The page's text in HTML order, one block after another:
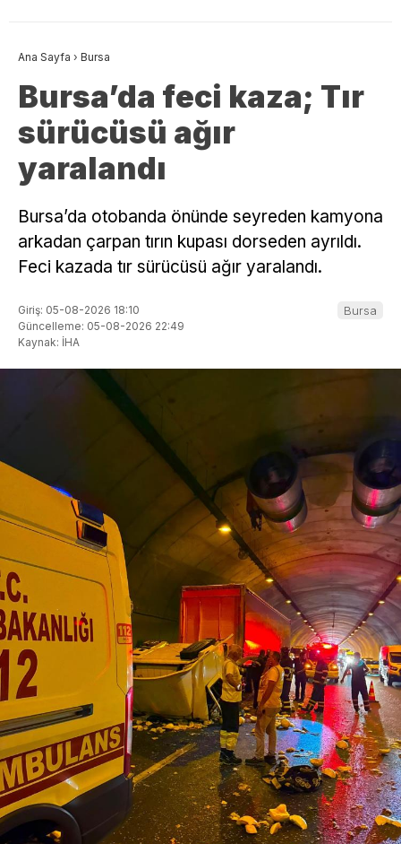
Ana Sayfa › Bursa
Bursa’da feci kaza; Tır
sürücüsü ağır
yaralandı
Bursa’da otobanda önünde seyreden kamyona
arkadan çarpan tırın kupası dorseden ayrıldı.
Feci kazada tır sürücüsü ağır yaralandı.
Giriş: 05-08-2026 18:10
Güncelleme: 05-08-2026 22:49
Kaynak: İHA
Bursa